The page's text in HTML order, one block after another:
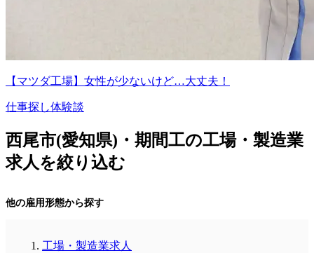
【マツダ工場】女性が少ないけど…大丈夫！
仕事探し体験談
西尾市(愛知県)・期間工の工場・製造業
求人を絞り込む
他の雇用形態から探す
工場・製造業求人